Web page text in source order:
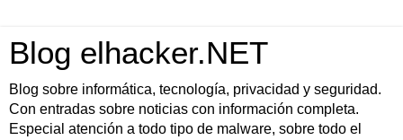
Blog elhacker.NET
Blog sobre informática, tecnología, privacidad y seguridad.
Con entradas sobre noticias con información completa.
Especial atención a todo tipo de malware, sobre todo el